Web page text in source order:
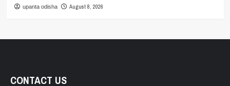
upanta odisha August 8, 2026
CONTACT US